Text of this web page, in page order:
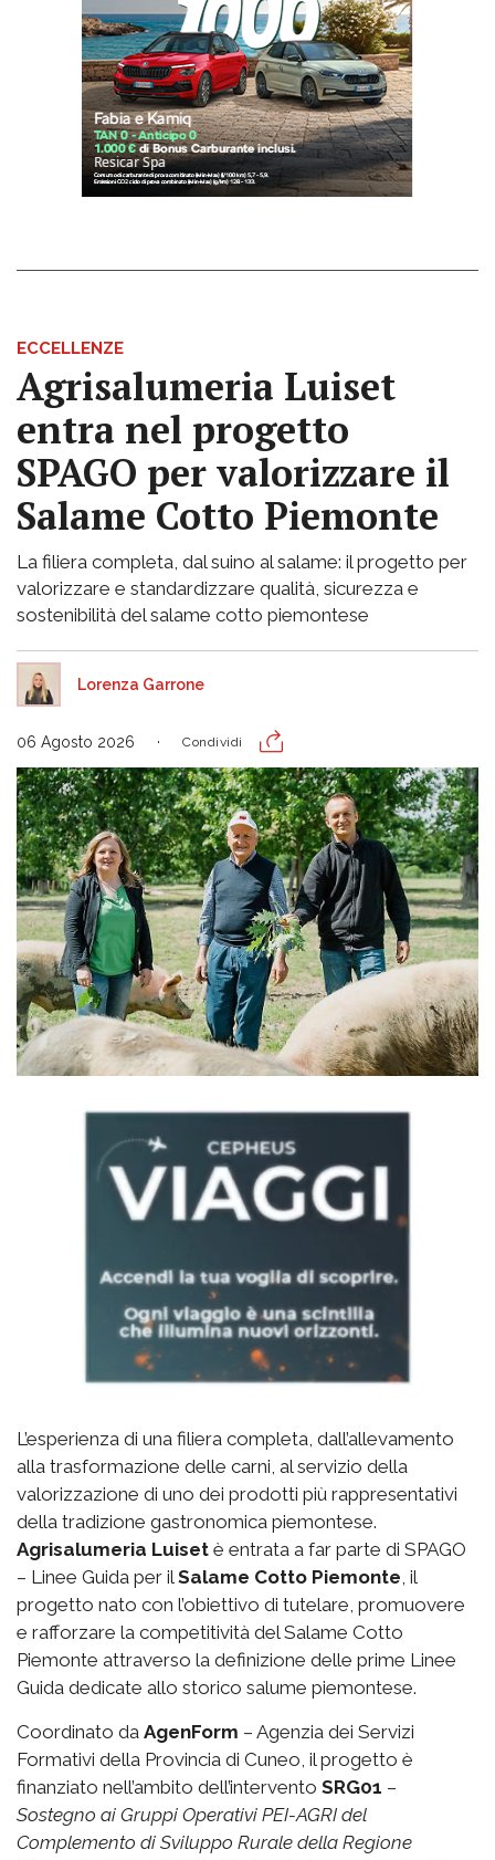
ECCELLENZE
Agrisalumeria Luiset
entra nel progetto
SPAGO per valorizzare il
Salame Cotto Piemonte
La filiera completa, dal suino al salame: il progetto per
valorizzare e standardizzare qualità, sicurezza e
sostenibilità del salame cotto piemontese
Lorenza Garrone
06 Agosto 2026 Condividi
L’esperienza di una filiera completa, dall’allevamento
alla trasformazione delle carni, al servizio della
valorizzazione di uno dei prodotti più rappresentativi
della tradizione gastronomica piemontese.
Agrisalumeria Luiset è entrata a far parte di SPAGO
– Linee Guida per il Salame Cotto Piemonte , il
progetto nato con l’obiettivo di tutelare, promuovere
e rafforzare la competitività del Salame Cotto
Piemonte attraverso la definizione delle prime Linee
Guida dedicate allo storico salume piemontese.
Coordinato da AgenForm – Agenzia dei Servizi
Formativi della Provincia di Cuneo, il progetto è
finanziato nell’ambito dell’intervento SRG01 –
Sostegno ai Gruppi Operativi PEI-AGRI del
Complemento di Sviluppo Rurale della Regione